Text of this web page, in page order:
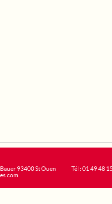
93400 St Ouen
Tél : 01 49 48